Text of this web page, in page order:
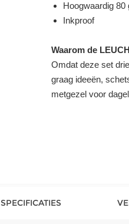
Hoogwaardig 80
Inkproof
Waarom de
Omdat deze set
graag ideeën,
metgezel voor
SPECIFICATIES